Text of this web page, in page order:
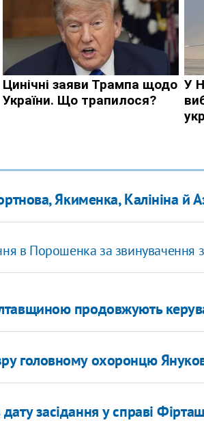
Якименка, Калініна
в Порошенка за звинувачення
продовжують
головному охоронцю
засідання у справі